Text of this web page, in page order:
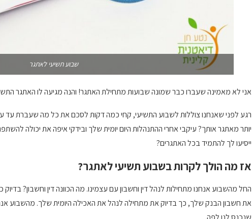
שבוע תשיעי לאתגר
אני לא מאמינה שעברו כבר שמונה שבועות מתחילת האתגר! והנה מגיעה לו האתגר
רגע לפני שאנחנו צוללות לשבוע התשיעי, קחי כמה דקות לסכם את כל מה שעברת עד
יותר מאתגר אותך? עיקבי אחרי ההתנהלות היום יומית שלך ובידקי איפה את יכולה
ייסיעו לך להתמיד בכל האתגרים?
אז מה הולך לקרות בשבוע תשיעי לאתגר?
החל מהשבוע אנחנו מתחילות לנהל דין וחשבון עם עצמינו. מה הכוונה דין וחשבון?
את חשבון הבנק שלך, כך בדיוק את מתחילה לנהל את האכילה היומית שלך. מהשבוע